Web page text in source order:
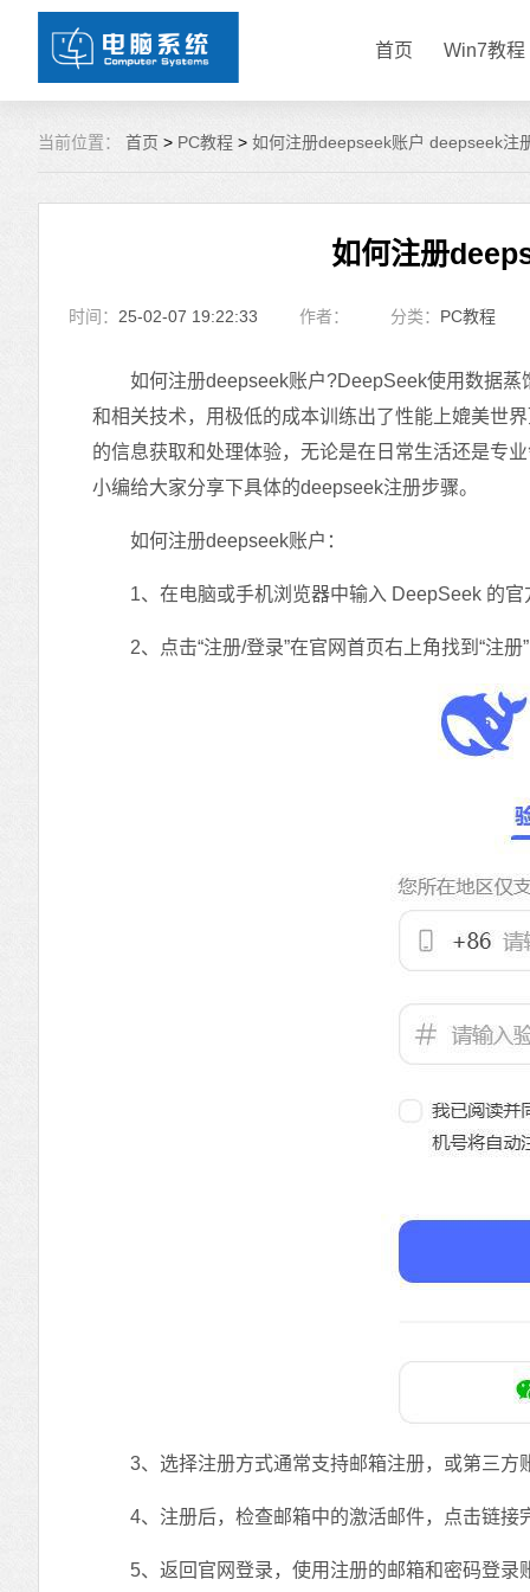
首页 Win7教程
当前位置： 首页 > PC教程 > 如何注册deepseek账户 deepseek注
如何注册
时间： 25-02-07 19:22:33 作者： 分类： PC教程
如何注册deepseek账户?DeepSeek使用数据蒸
和相关技术，用极低的成本训练出了性能上媲美世
的信息获取和处理体验，无论是在日常生活还是专
小编给大家分享下具体的deepseek注册步骤。
如何注册deepseek账户：
1、在电脑或手机浏览器中输入 DeepSeek 的官
2、点击“注册/登录”在官网首页右上角找到“注册”
3、选择注册方式通常支持邮箱注册，或第三方
4、注册后，检查邮箱中的激活邮件，点击链接
5、返回官网登录，使用注册的邮箱和密码登录